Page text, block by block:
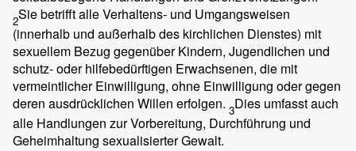
2Sie betrifft alle Verhaltens- und Umgangsweisen
(innerhalb und außerhalb des kirchlichen Dienstes) mit
sexuellem Bezug gegenüber Kindern, Jugendlichen und
schutz- oder hilfebedürftigen Erwachsenen, die mit
vermeintlicher Einwilligung, ohne Einwilligung oder gegen
deren ausdrücklichen Willen erfolgen. 3Dies umfasst auch
alle Handlungen zur Vorbereitung, Durchführung und
Geheimhaltung sexualisierter Gewalt.